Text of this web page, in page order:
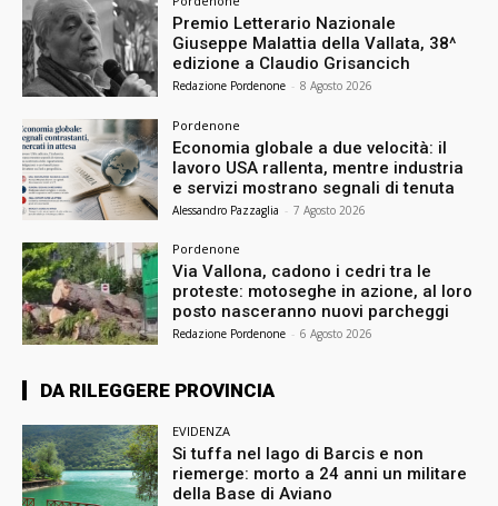
Premio Letterario Nazionale
Giuseppe Malattia della Vallata, 38^
edizione a Claudio Grisancich
Redazione Pordenone - 8 Agosto 2026
Pordenone
Economia globale a due velocità: il
lavoro USA rallenta, mentre industria
e servizi mostrano segnali di tenuta
Alessandro Pazzaglia - 7 Agosto 2026
Pordenone
Via Vallona, cadono i cedri tra le
proteste: motoseghe in azione, al loro
posto nasceranno nuovi parcheggi
Redazione Pordenone - 6 Agosto 2026
DA RILEGGERE PROVINCIA
EVIDENZA
Si tuffa nel lago di Barcis e non
riemerge: morto a 24 anni un militare
della Base di Aviano